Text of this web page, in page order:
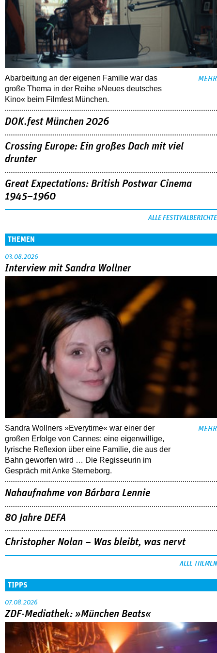
Abarbeitung an der eigenen Familie war das
große Thema in der Reihe »Neues deutsches
Kino« beim Filmfest München.
MEHR
DOK.fest München 2026
Crossing Europe: Ein großes Dach mit viel
drunter
Great Expectations: British Postwar Cinema
1945–1960
ALLE FESTIVALBERICHTE
THEMEN
03.08.2026
Interview mit Sandra Wollner
Sandra Wollners »Everytime« war einer der
großen Erfolge von Cannes: eine eigenwillige,
lyrische Reflexion über eine ­Familie, die aus der
Bahn geworfen wird … Die Regisseurin im
Gespräch mit Anke Sterneborg.
MEHR
Nahaufnahme von Bárbara Lennie
80 Jahre DEFA
Christopher Nolan – Was bleibt, was nervt
ALLE THEMEN
TIPPS
07.08.2026
ZDF-Mediathek: »München Beats«